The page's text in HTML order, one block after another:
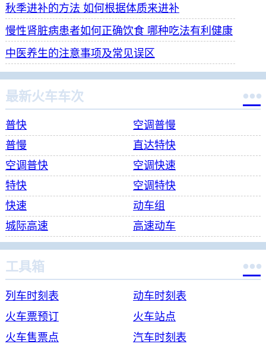
秋季进补的方法 如何根据体质来进补
慢性肾脏病患者如何正确饮食 哪种吃法有利健康
中医养生的注意事项及常见误区
最新火车车次 
普快
空调普慢
普慢
直达特快
空调普快
空调快速
特快
空调特快
快速
动车组
城际高速
高速动车
工具箱 
列车时刻表
动车时刻表
火车票预订
火车站点
火车售票点
汽车时刻表